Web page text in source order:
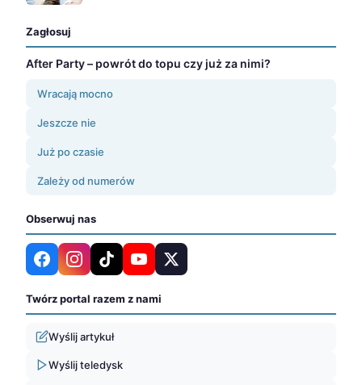
Zagłosuj
After Party – powrót do topu czy już za nimi?
Wracają mocno
Jeszcze nie
Już po czasie
Zależy od numerów
Obserwuj nas
Twórz portal razem z nami
Wyślij artykuł
Wyślij teledysk